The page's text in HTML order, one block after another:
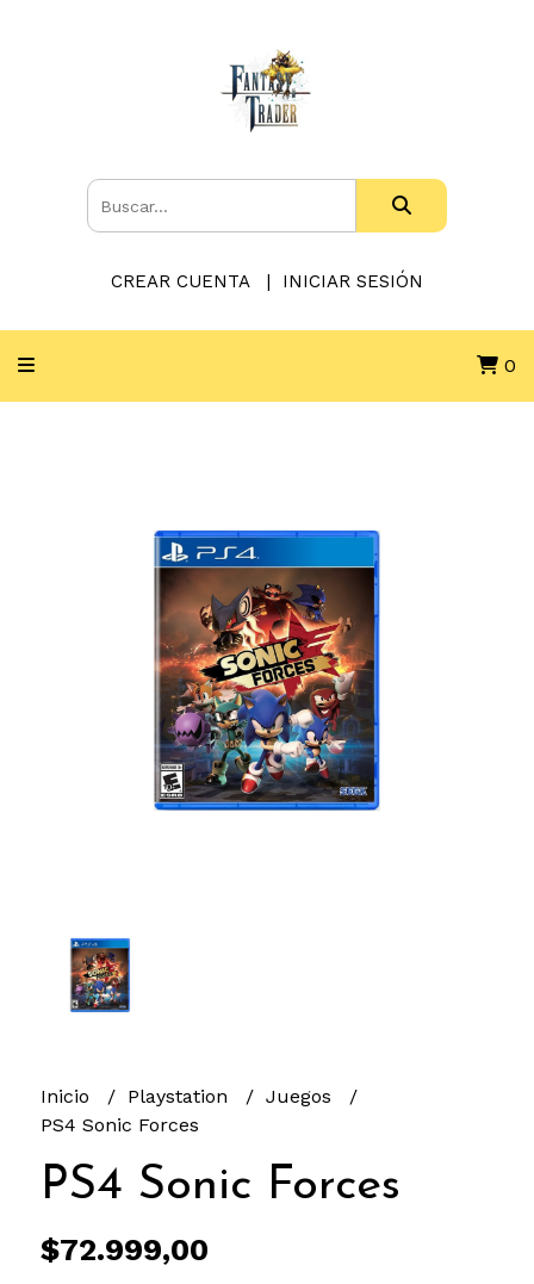
CREAR CUENTA INICIAR SESIÓN
0
Inicio Playstation
Juegos
PS4 Sonic Forces
PS4 Sonic Forces
$72.999,00